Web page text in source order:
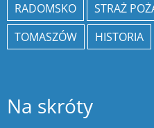
RADOMSKO
STRAŻ
TOMASZÓW
HISTORIA
Na skróty